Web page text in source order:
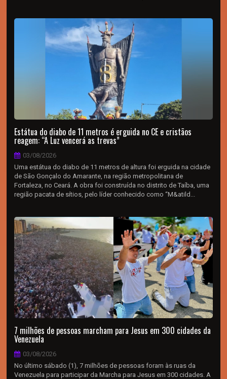
Estátua do diabo de 11 metros é erguida no CE e cristãos
reagem: “A Luz vencerá as trevas”
03/08/2026
Uma estátua do diabo de 11 metros de altura foi erguida na cidade
de São Gonçalo do Amarante, na região metropolitana de
Fortaleza, no Ceará. A obra foi construída no distrito de Taíba, uma
região pacata de sítios, pelo líder conhecido como “M&atild...
7 milhões de pessoas marcham para Jesus em 300 cidades da
Venezuela
03/08/2026
No último sábado (1), 7 milhões de pessoas foram às ruas da
Venezuela para participar da Marcha para Jesus em 300 cidades. A